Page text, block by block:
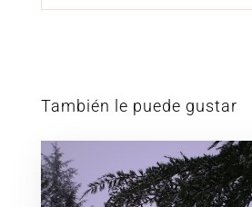
También le puede gustar